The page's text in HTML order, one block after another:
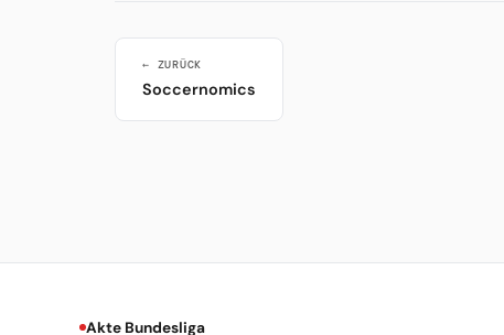
← ZURÜCK
Soccernomics
Akte Bundesliga